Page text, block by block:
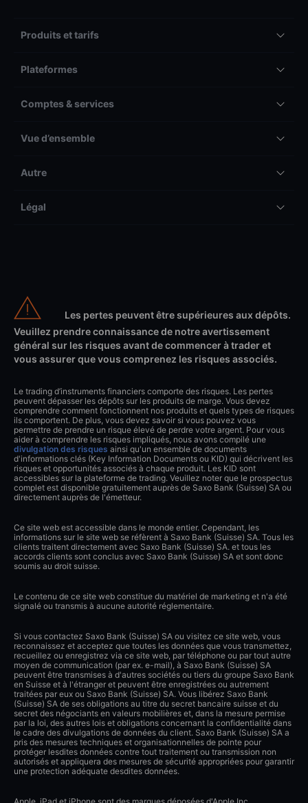
Produits et tarifs
Plateformes
Comptes & services
Vue d’ensemble
Autre
Légal
Les pertes peuvent être supérieures aux dépôts.
Veuillez prendre connaissance de notre avertissement
général sur les risques avant de commencer à trader et
vous assurer que vous comprenez les risques associés.
Le trading d’instruments financiers comporte des risques. Les pertes
peuvent dépasser les dépôts sur les produits de marge. Vous devez
comprendre comment fonctionnent nos produits et quels types de risques
ils comportent. De plus, vous devez savoir si vous pouvez vous
permettre de prendre un risque élevé de perdre votre argent. Pour vous
aider à comprendre les risques impliqués, nous avons compilé une
divulgation des risques ainsi qu'un ensemble de documents
d'informations clés (Key Information Documents ou KID) qui décrivent les
risques et opportunités associés à chaque produit. Les KID sont
accessibles sur la plateforme de trading. Veuillez noter que le prospectus
complet est disponible gratuitement auprès de Saxo Bank (Suisse) SA ou
directement auprès de l'émetteur.
Ce site web est accessible dans le monde entier. Cependant, les
informations sur le site web se réfèrent à Saxo Bank (Suisse) SA. Tous les
clients traitent directement avec Saxo Bank (Suisse) SA. et tous les
accords clients sont conclus avec Saxo Bank (Suisse) SA et sont donc
soumis au droit suisse.
Le contenu de ce site web constitue du matériel de marketing et n'a été
signalé ou transmis à aucune autorité réglementaire.
Si vous contactez Saxo Bank (Suisse) SA ou visitez ce site web, vous
reconnaissez et acceptez que toutes les données que vous transmettez,
recueillez ou enregistrez via ce site web, par téléphone ou par tout autre
moyen de communication (par ex. e-mail), à Saxo Bank (Suisse) SA
peuvent être transmises à d'autres sociétés ou tiers du groupe Saxo Bank
en Suisse et à l'étranger et peuvent être enregistrées ou autrement
traitées par eux ou Saxo Bank (Suisse) SA. Vous libérez Saxo Bank
(Suisse) SA de ses obligations au titre du secret bancaire suisse et du
secret des négociants en valeurs mobilières et, dans la mesure permise
par la loi, des autres lois et obligations concernant la confidentialité dans
le cadre des divulgations de données du client. Saxo Bank (Suisse) SA a
pris des mesures techniques et organisationnelles de pointe pour
protéger lesdites données contre tout traitement ou transmission non
autorisés et appliquera des mesures de sécurité appropriées pour garantir
une protection adéquate desdites données.